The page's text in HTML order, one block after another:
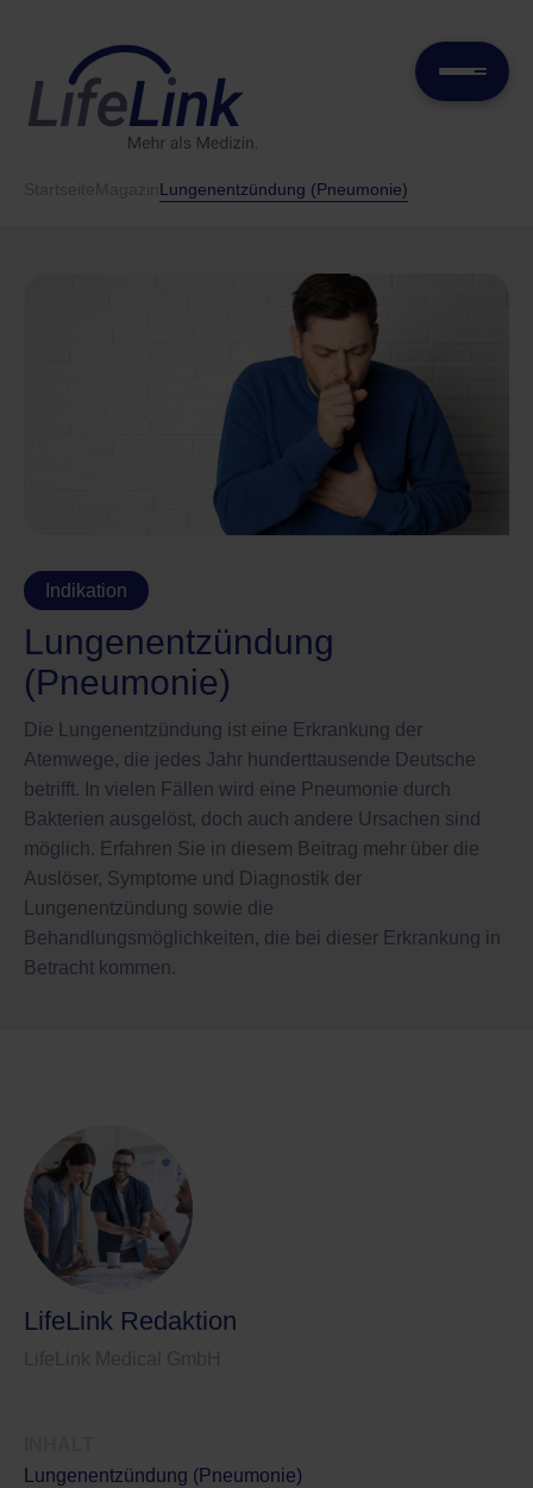
Lungenentzündung (Pneumonie)
Indikation
Lungenentzündung
(Pneumonie)
Die Lungenentzündung ist eine Erkrankung der
Atemwege, die jedes Jahr hunderttausende Deutsche
betrifft. In vielen Fällen wird eine Pneumonie durch
Bakterien ausgelöst, doch auch andere Ursachen sind
möglich. Erfahren Sie in diesem Beitrag mehr über die
Auslöser, Symptome und Diagnostik der
Lungenentzündung sowie die
Behandlungsmöglichkeiten, die bei dieser Erkrankung in
Betracht kommen.
LifeLink Redaktion
Lungenentzündung (Pneumonie)